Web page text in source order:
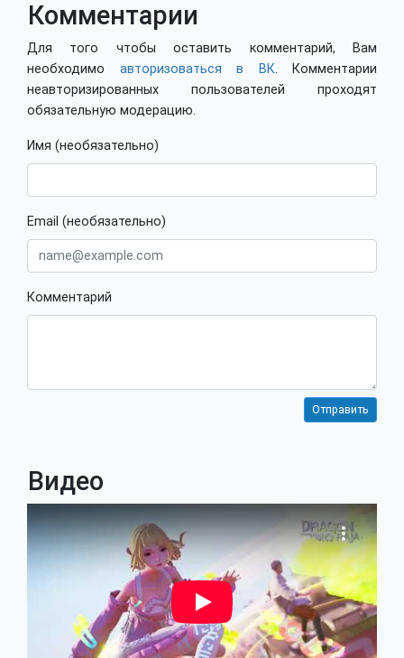
Комментарии
Для того чтобы оставить комментарий, Вам
необходимо авторизоваться в ВК. Комментарии
неавторизированных пользователей проходят
обязательную модерацию.
Имя (необязательно)
Email (необязательно)
Комментарий
Видео